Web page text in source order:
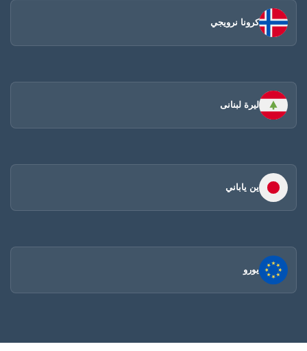
كرونا نرويجي
ليرة لبنانى
ين ياباني
يورو